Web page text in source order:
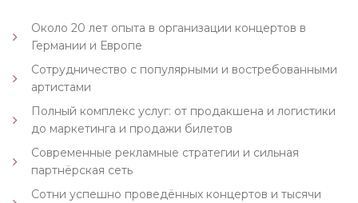
Около 20 лет опыта в организации концертов в
Германии и Европе
Сотрудничество с популярными и востребованными
артистами
Полный комплекс услуг: от продакшена и логистики
до маркетинга и продажи билетов
Современные рекламные стратегии и сильная
партнёрская сеть
Сотни успешно проведённых концертов и тысячи